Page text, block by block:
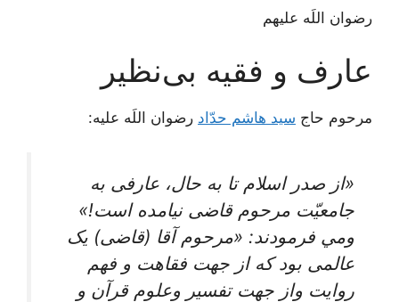
رضوان اللَه علیهم
عارف و فقیه بی‌نظیر
مرحوم حاج سید هاشم حدّاد رضوان اللَه علیه:
«از صدر اسلام تا به حال، عارفی به
جامعیّت مرحوم قاضی نیامده است!»
ومي فرمودند: «مرحوم‌ آقا (قاضی) یک‌
عالمی‌ بود که‌ از جهت‌ فقاهت‌ و فهم‌
روایت‌ واز جهت‌ تفسیر وعلوم‌ قرآن‌ و